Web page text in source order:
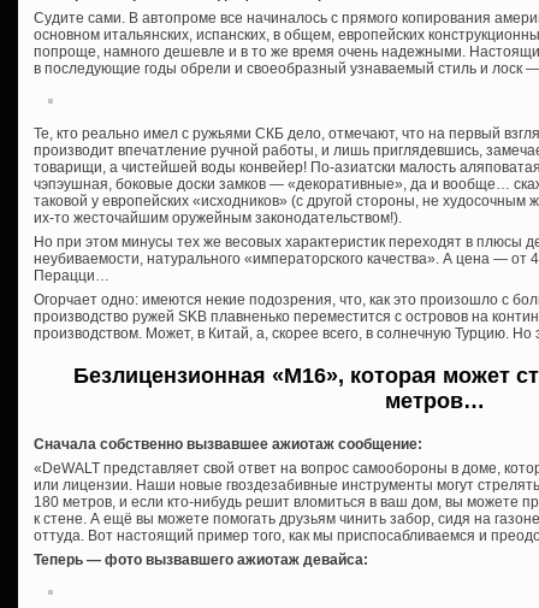
Судите сами. В автопроме все начиналось с прямого копирования
основном итальянских, испанских, в общем, европейских
попроще, намного дешевле и в то же время очень надежными.
в последующие годы обрели и своеобразный узнаваемый стиль и лоск
Те, кто реально имел с ружьями СКБ дело, отмечают, что на первый
производит впечатление ручной работы, и лишь приглядевшись,
товарищи, а чистейшей воды конвейер! По-азиатски малость
чэпэушная, боковые доски замков — «декоративные», да и вообще…
таковой у европейских «исходников» (с другой стороны, не худосочным
их-то жесточайшим оружейным законодательством!).
Но при этом минусы тех же весовых характеристик переходят в плюсы
неубиваемости, натурального «императорского качества». А цена — от
Перацци…
Огорчает одно: имеются некие подозрения, что, как это произошло с
производство ружей SKB плавненько переместится с островов на
производством. Может, в Китай, а, скорее всего, в солнечную Турцию. Но
Безлицензионная «М16», которая может
метров…
Сначала собственно вызвавшее ажиотаж сообщение:
«DeWALT представляет свой ответ на вопрос самообороны в доме,
или лицензии. Наши новые гвоздезабивные инструменты могут
180 метров, и если кто-нибудь решит вломиться в ваш дом, вы можете
к стене. А ещё вы можете помогать друзьям чинить забор, сидя на
оттуда. Вот настоящий пример того, как мы приспосабливаемся и
Теперь — фото вызвавшего ажиотаж девайса: